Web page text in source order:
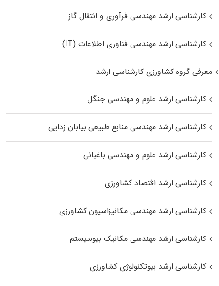
کارشناسی ارشد مهندسی فرآوری و انتقال گاز
کارشناسی ارشد مهندسی فناوری اطلاعات (IT)
معرفی گروه کشاورزی کارشناسی ارشد
کارشناسی ارشد علوم و مهندسی جنگل
کارشناسی ارشد مهندسی منابع طبیعی بیابان زدایی
کارشناسی ارشد علوم و مهندسی باغبانی
کارشناسی ارشد اقتصاد کشاورزی
کارشناسی ارشد مهندسی مکانیزاسیون کشاورزی
کارشناسی ارشد مهندسی مکانیک بیوسیستم
کارشناسی ارشد بیوتکنولوژی کشاورزی